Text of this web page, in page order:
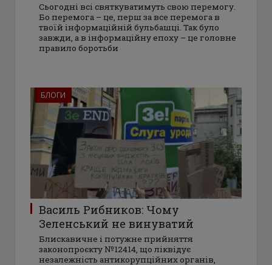
Сьогодні всі святкуватимуть свою перемогу.
Бо перемога – це, перш за все перемога в
твоїй інформаційній бульбашці. Так було
завжди, а в інформаційну епоху – це головне
правило боротьби
БЛОГИ
Василь Рибников: Чому
Зеленський не винуватий
Блискавичне і потужне прийняття
законопроєкту №12414, що ліквідує
незалежність антикорупційних органів,